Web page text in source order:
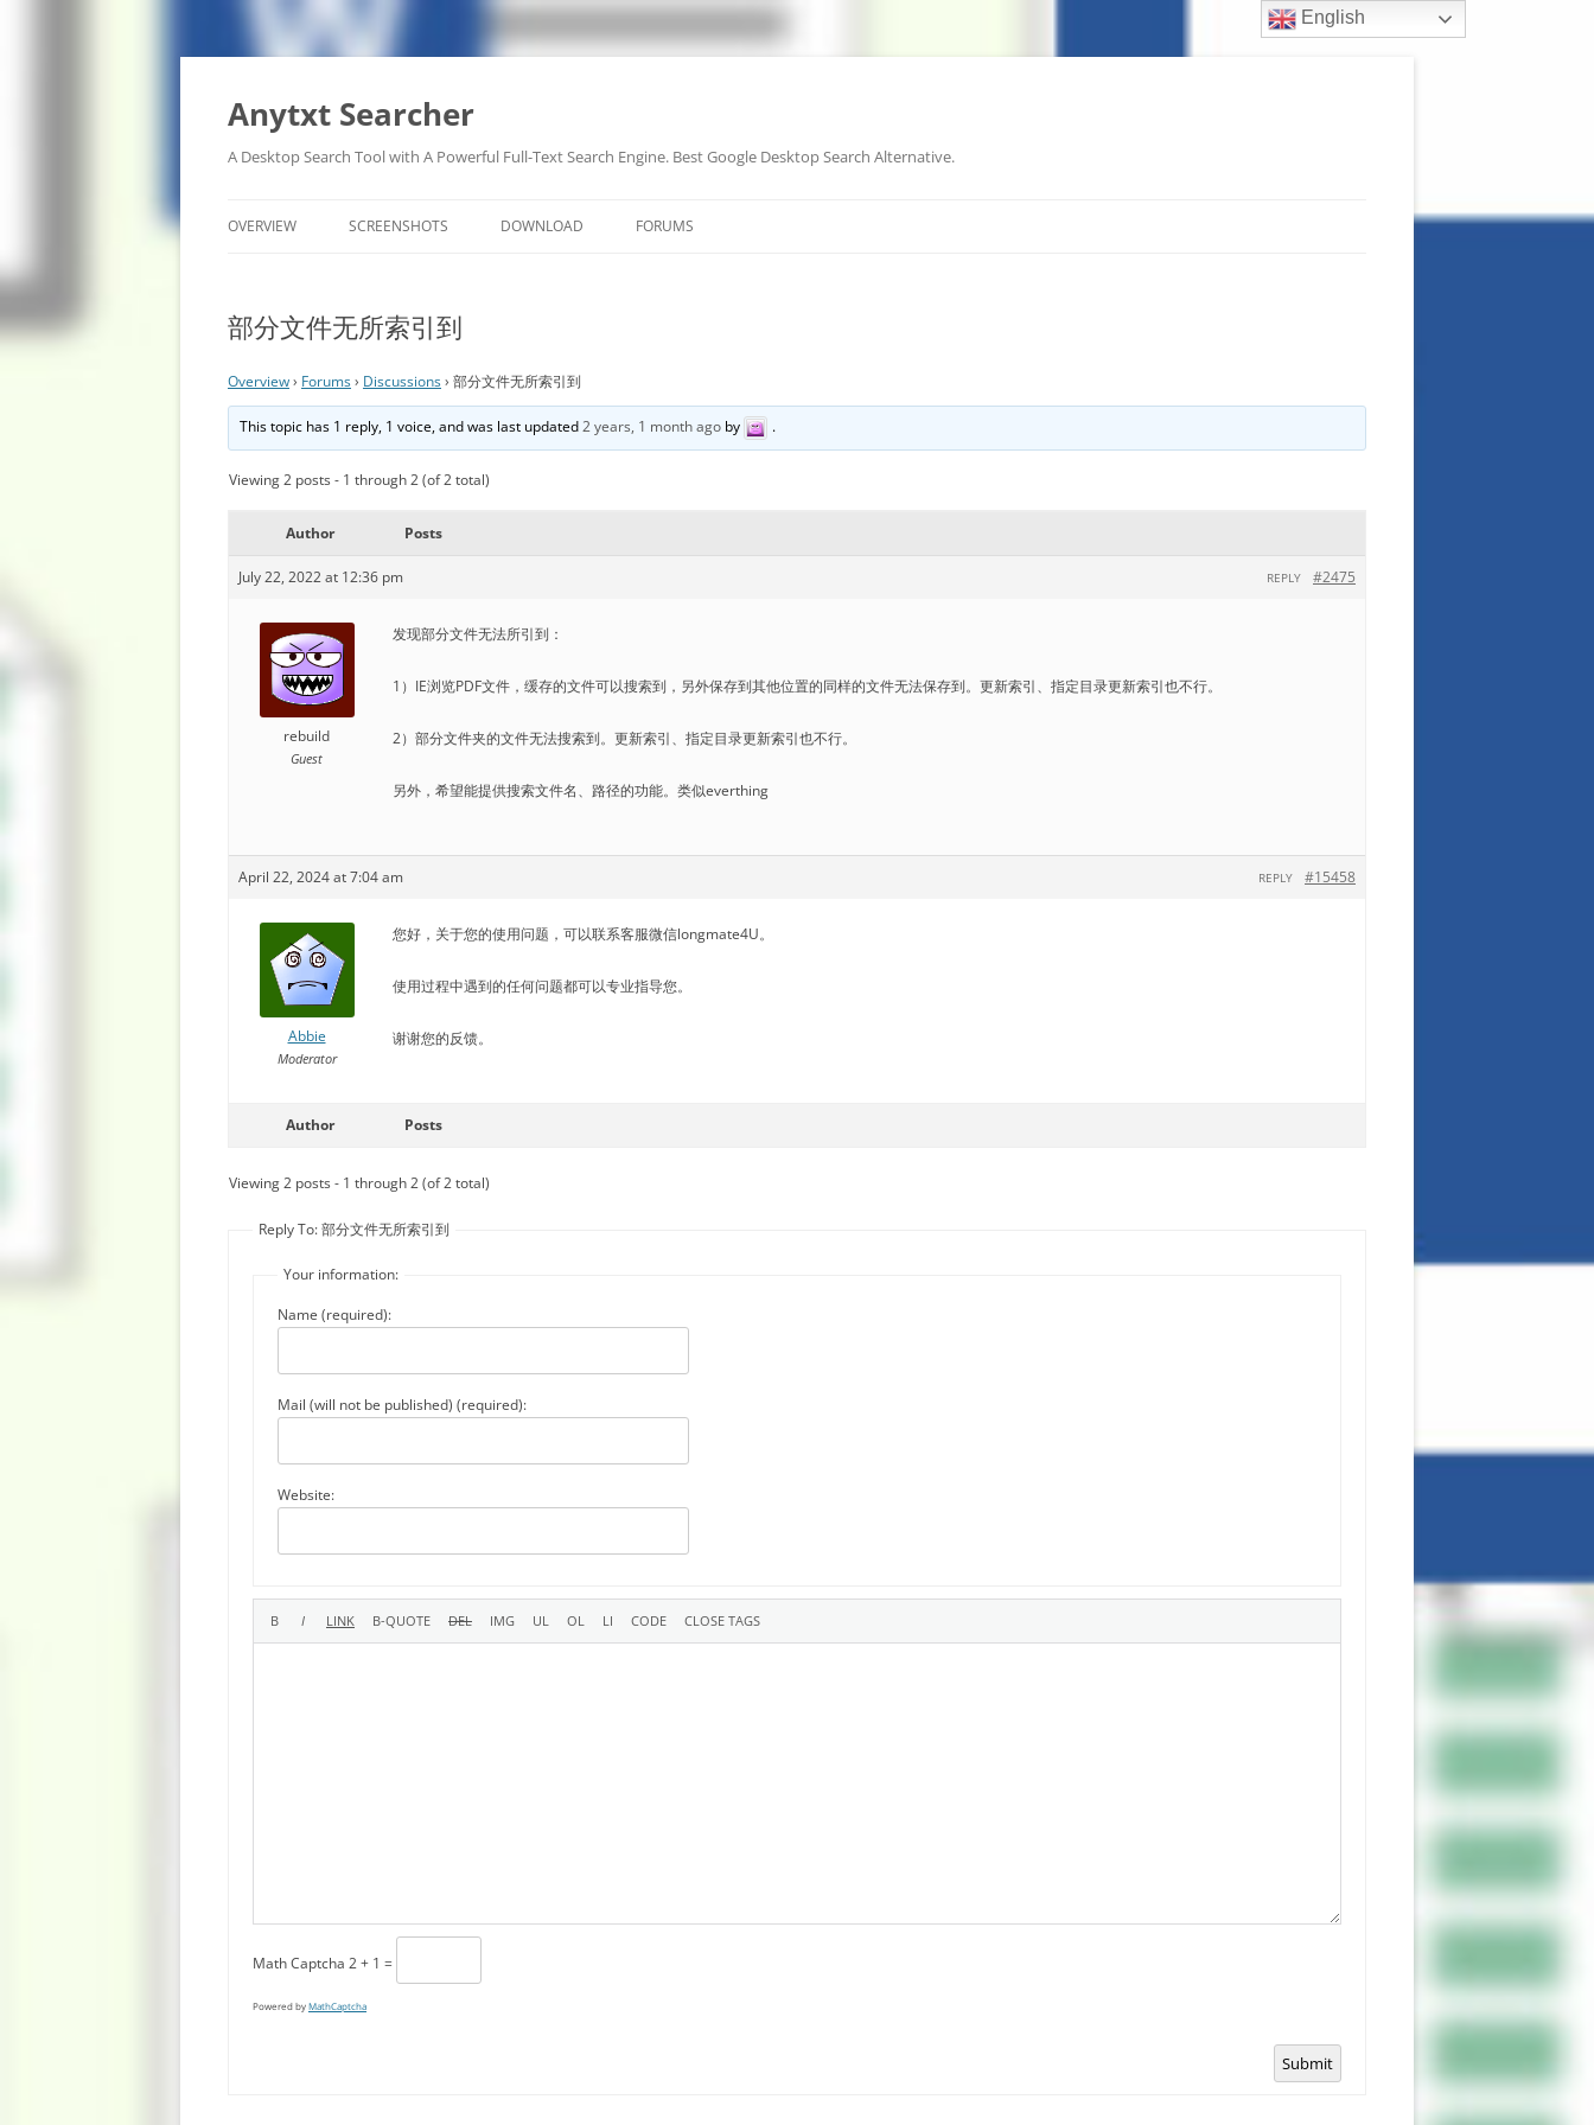
Anytxt Searcher
A Desktop Search Tool with A Powerful Full-Text Search Engine. Best Google Desktop Search Alternative.
OVERVIEW SCREENSHOTS DOWNLOAD FORUMS
部分文件无所索引到
Overview› Forums› Discussions› 部分文件无所索引到
This topic has 1 reply, 1 voice, and was last updated2 years, 1 month ago by .
Viewing 2 posts - 1 through 2 (of 2 total)
Author Posts
July 22, 2022 at 12:36 pm #2475
REPLY
rebuild
Guest
发现部分文件无法所引到：
1）IE浏览PDF文件，缓存的文件可以搜索到，另外保存到其他位置的同样的文件无法保存到。更新索引、指定目录更新索引也不行。
2）部分文件夹的文件无法搜索到。更新索引、指定目录更新索引也不行。
另外，希望能提供搜索文件名、路径的功能。类似everthing
April 22, 2024 at 7:04 am #15458
REPLY
Abbie
Moderator
您好，关于您的使用问题，可以联系客服微信longmate4U。
使用过程中遇到的任何问题都可以专业指导您。
谢谢您的反馈。
Author Posts
Viewing 2 posts - 1 through 2 (of 2 total)
Reply To: 部分文件无所索引到
Your information:
Name (required):
Mail (will not be published) (required):
Website:
Math Captcha 2 + 1 =
Powered byMathCaptcha
Submit
English